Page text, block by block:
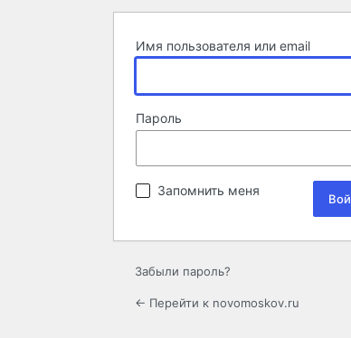
Имя пользователя или email
Пароль
Запомнить меня
Забыли пароль?
← Перейти к novomoskov.ru